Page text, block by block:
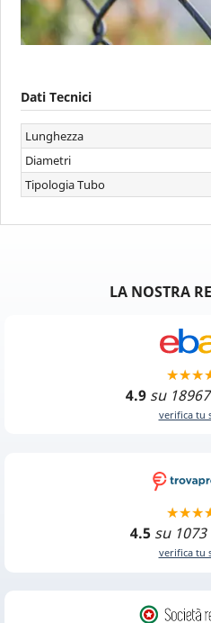
Dati Tecnici
Lunghezza
Diametri
Tipologia Tubo
LA NOSTRA
4.9 su
verifica tu
4.5 su
verifica tu